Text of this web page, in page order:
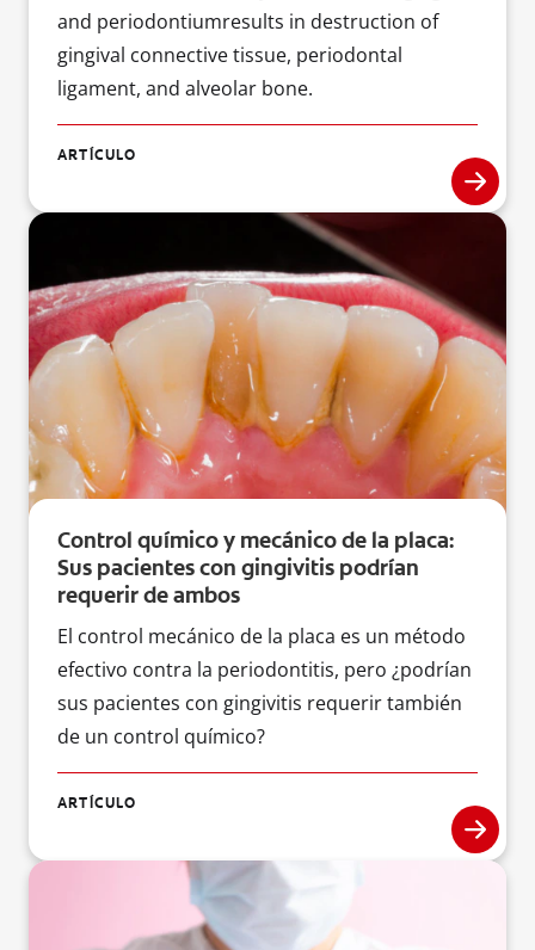
and periodontiumresults in destruction of
gingival connective tissue, periodontal
ligament, and alveolar bone.
ARTÍCULO
Control químico y mecánico de la placa:
Sus pacientes con gingivitis podrían
requerir de ambos
El control mecánico de la placa es un método
efectivo contra la periodontitis, pero ¿podrían
sus pacientes con gingivitis requerir también
de un control químico?
ARTÍCULO